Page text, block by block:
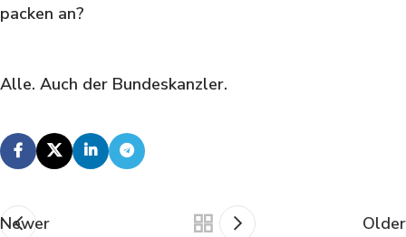
packen an?
Alle. Auch der Bundeskanzler.
Newer Older